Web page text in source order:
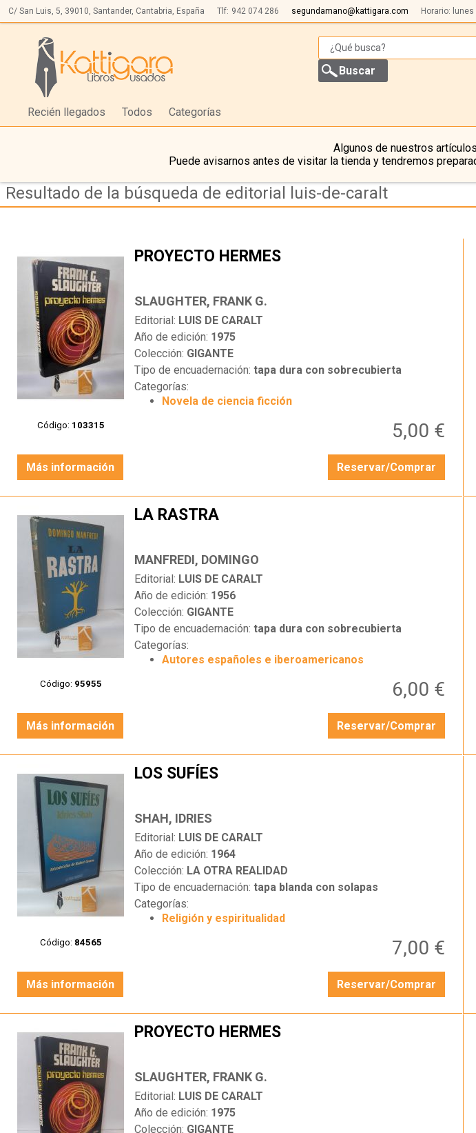
C/ San Luis, 5, 39010, Santander, Cantabria, España Tlf: 942 074 286 segundamano@kattigara.com Horario:
Recién llegados Todos Categorías
Algunos de nuestros
Puede avisarnos antes de visitar la tienda y tendremos
Resultado de la búsqueda de editorial luis-de-caralt
Código: 103315
PROYECTO HERMES
SLAUGHTER, FRANK G.
Editorial: LUIS DE CARALT
Año de edición: 1975
Colección: GIGANTE
Tipo de encuadernación:tapa dura con sobrecubierta
Categorías:
Novela de ciencia ficción
5,00 €
Más información Reservar/Comprar
Código: 95955
LA RASTRA
MANFREDI, DOMINGO
Editorial: LUIS DE CARALT
Año de edición: 1956
Colección: GIGANTE
Tipo de encuadernación:tapa dura con sobrecubierta
Categorías:
Autores españoles e iberoamericanos
6,00 €
Más información Reservar/Comprar
Código: 84565
LOS SUFÍES
SHAH, IDRIES
Editorial: LUIS DE CARALT
Año de edición: 1964
Colección: LA OTRA REALIDAD
Tipo de encuadernación:tapa blanda con solapas
Categorías:
Religión y espiritualidad
7,00 €
Más información Reservar/Comprar
PROYECTO HERMES
SLAUGHTER, FRANK G.
Editorial: LUIS DE CARALT
Año de edición: 1975
Colección: GIGANTE